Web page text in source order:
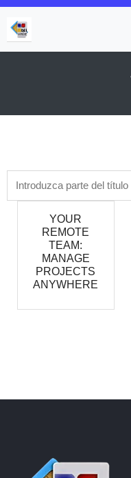
YOUR
REMOTE
TEAM:
MANAGE
PROJECTS
ANYWHERE